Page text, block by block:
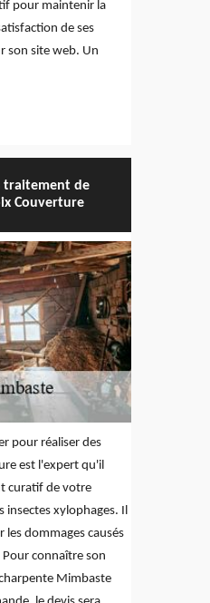
pour maintenir la
de ses
son site web. Un
traitement de
Couverture
pour réaliser des
est l'expert qu'il
curatif de votre
insectes xylophages. Il
dommages causés
connaître son
Mimbaste